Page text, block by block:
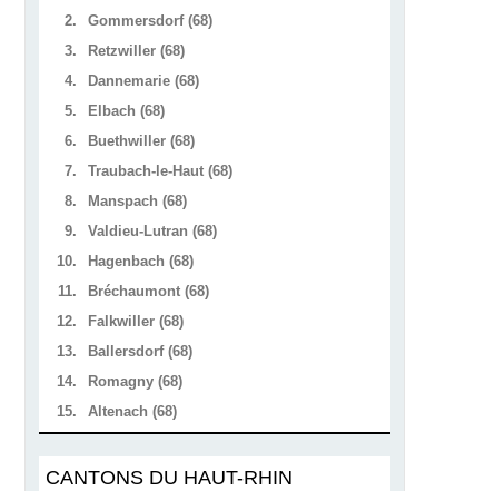
2.
Gommersdorf (68)
3.
Retzwiller (68)
4.
Dannemarie (68)
5.
Elbach (68)
6.
Buethwiller (68)
7.
Traubach-le-Haut (68)
8.
Manspach (68)
9.
Valdieu-Lutran (68)
10.
Hagenbach (68)
11.
Bréchaumont (68)
12.
Falkwiller (68)
13.
Ballersdorf (68)
14.
Romagny (68)
15.
Altenach (68)
CANTONS DU HAUT-RHIN